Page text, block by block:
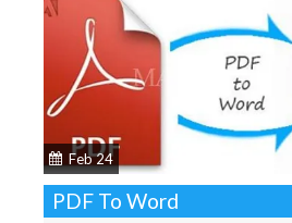
Feb 24
PDF To Word